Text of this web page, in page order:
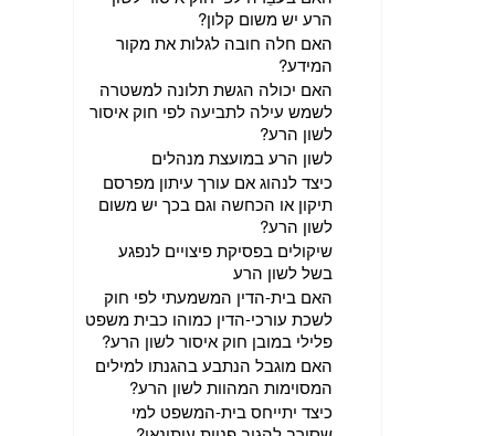
הרע יש משום קלון?
האם חלה חובה לגלות את מקור
המידע?
האם יכולה הגשת תלונה למשטרה
לשמש עילה לתביעה לפי חוק איסור
לשון הרע?
לשון הרע במועצת מנהלים
כיצד לנהוג אם עורך עיתון מפרסם
תיקון או הכחשה וגם בכך יש משום
לשון הרע?
שיקולים בפסיקת פיצויים לנפגע
בשל לשון הרע
האם בית-הדין המשמעתי לפי חוק
לשכת עורכי-הדין כמוהו כבית משפט
פלילי במובן חוק איסור לשון הרע?
האם מוגבל הנתבע בהגנתו למילים
המסוימות המהוות לשון הרע?
כיצד יתייחס בית-המשפט למי